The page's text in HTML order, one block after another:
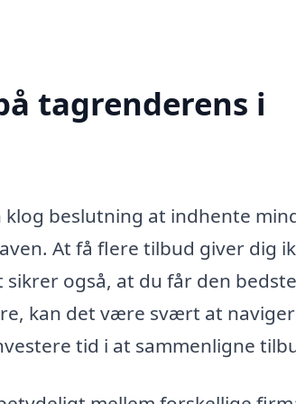
tagrenderens i
beslutning at indhente
At få flere tilbud giver dig
også, at du får den bedste
kan det være svært at
tid i at sammenligne